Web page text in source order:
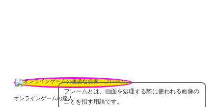
オンラインゲームの達人
フレームとは、画面を処理する際に使われる画像の
ことを指す用語です。